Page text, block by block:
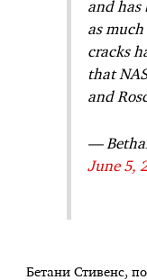
and has
as much
cracks
that
and
—
June 5,
Бетани Стивенс,